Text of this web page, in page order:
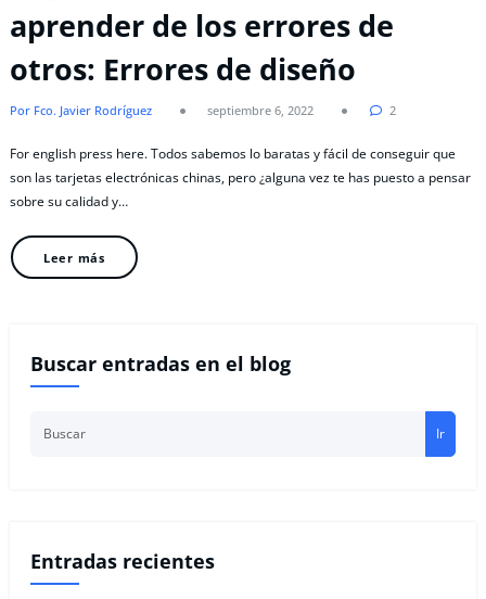
aprender de los errores de
otros: Errores de diseño
Por Fco. Javier Rodríguez septiembre 6, 2022 2
For english press here. Todos sabemos lo baratas y fácil de conseguir que
son las tarjetas electrónicas chinas, pero ¿alguna vez te has puesto a pensar
sobre su calidad y…
Leer más
Buscar entradas en el blog
Ir
Entradas recientes